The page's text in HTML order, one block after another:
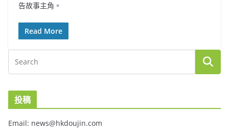
告故事主角。
Read More
投稿
Email: news@hkdoujin.com